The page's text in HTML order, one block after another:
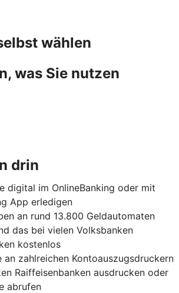
wählen
was Sie nutzen
drin
digital im OnlineBanking oder mit
App erledigen
an rund 13.800 Geldautomaten
das bei vielen Volksbanken
kostenlos
an zahlreichen Kontoauszugsdruckern
Raiffeisenbanken ausdrucken oder
abrufen